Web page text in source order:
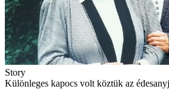
Story
Különleges kapocs volt köztük az